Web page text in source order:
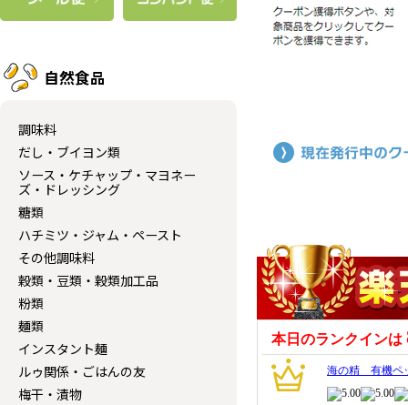
自然食品
調味料
だし・ブイヨン類
ソース・ケチャップ・マヨネー
ズ・ドレッシング
糖類
ハチミツ・ジャム・ペースト
その他調味料
穀類・豆類・穀類加工品
粉類
麺類
インスタント麺
ルゥ関係・ごはんの友
梅干・漬物